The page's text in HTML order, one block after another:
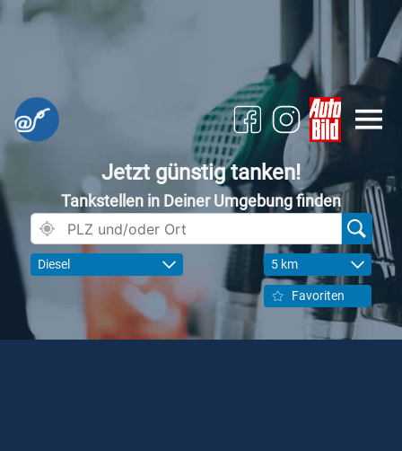
Jetzt günstig tanken!
Tankstellen in Deiner Umgebung finden
Diesel 5 km
Favoriten